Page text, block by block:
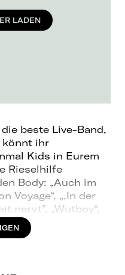
LADEN
beste Live-Band,
könnt ihr
Kids in Eurem
Rieselhilfe
Body: „Auch im
Voyage“, „,In der
nervt”, „Wutboy“,
Yeah)“ und